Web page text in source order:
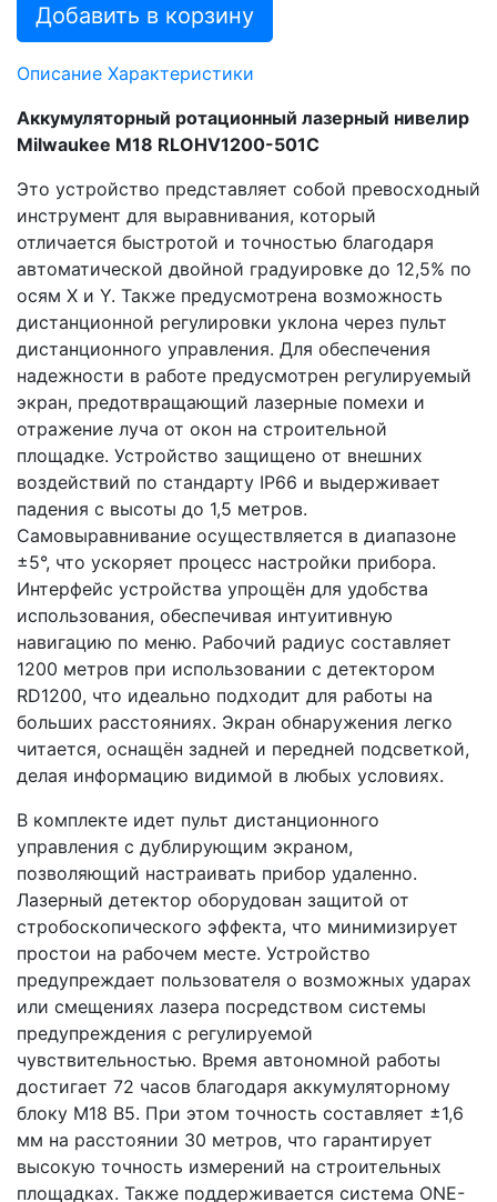
Добавить в корзину
Описание Характеристики
Аккумуляторный ротационный лазерный нивелир
Milwaukee M18 RLOHV1200-501C
Это устройство представляет собой превосходный
инструмент для выравнивания, который
отличается быстротой и точностью благодаря
автоматической двойной градуировке до 12,5% по
осям X и Y. Также предусмотрена возможность
дистанционной регулировки уклона через пульт
дистанционного управления. Для обеспечения
надежности в работе предусмотрен регулируемый
экран, предотвращающий лазерные помехи и
отражение луча от окон на строительной
площадке. Устройство защищено от внешних
воздействий по стандарту IP66 и выдерживает
падения с высоты до 1,5 метров.
Самовыравнивание осуществляется в диапазоне
±5°, что ускоряет процесс настройки прибора.
Интерфейс устройства упрощён для удобства
использования, обеспечивая интуитивную
навигацию по меню. Рабочий радиус составляет
1200 метров при использовании с детектором
RD1200, что идеально подходит для работы на
больших расстояниях. Экран обнаружения легко
читается, оснащён задней и передней подсветкой,
делая информацию видимой в любых условиях.
В комплекте идет пульт дистанционного
управления с дублирующим экраном,
позволяющий настраивать прибор удаленно.
Лазерный детектор оборудован защитой от
стробоскопического эффекта, что минимизирует
простои на рабочем месте. Устройство
предупреждает пользователя о возможных ударах
или смещениях лазера посредством системы
предупреждения с регулируемой
чувствительностью. Время автономной работы
достигает 72 часов благодаря аккумуляторному
блоку M18 B5. При этом точность составляет ±1,6
мм на расстоянии 30 метров, что гарантирует
высокую точность измерений на строительных
площадках. Также поддерживается система ONE-